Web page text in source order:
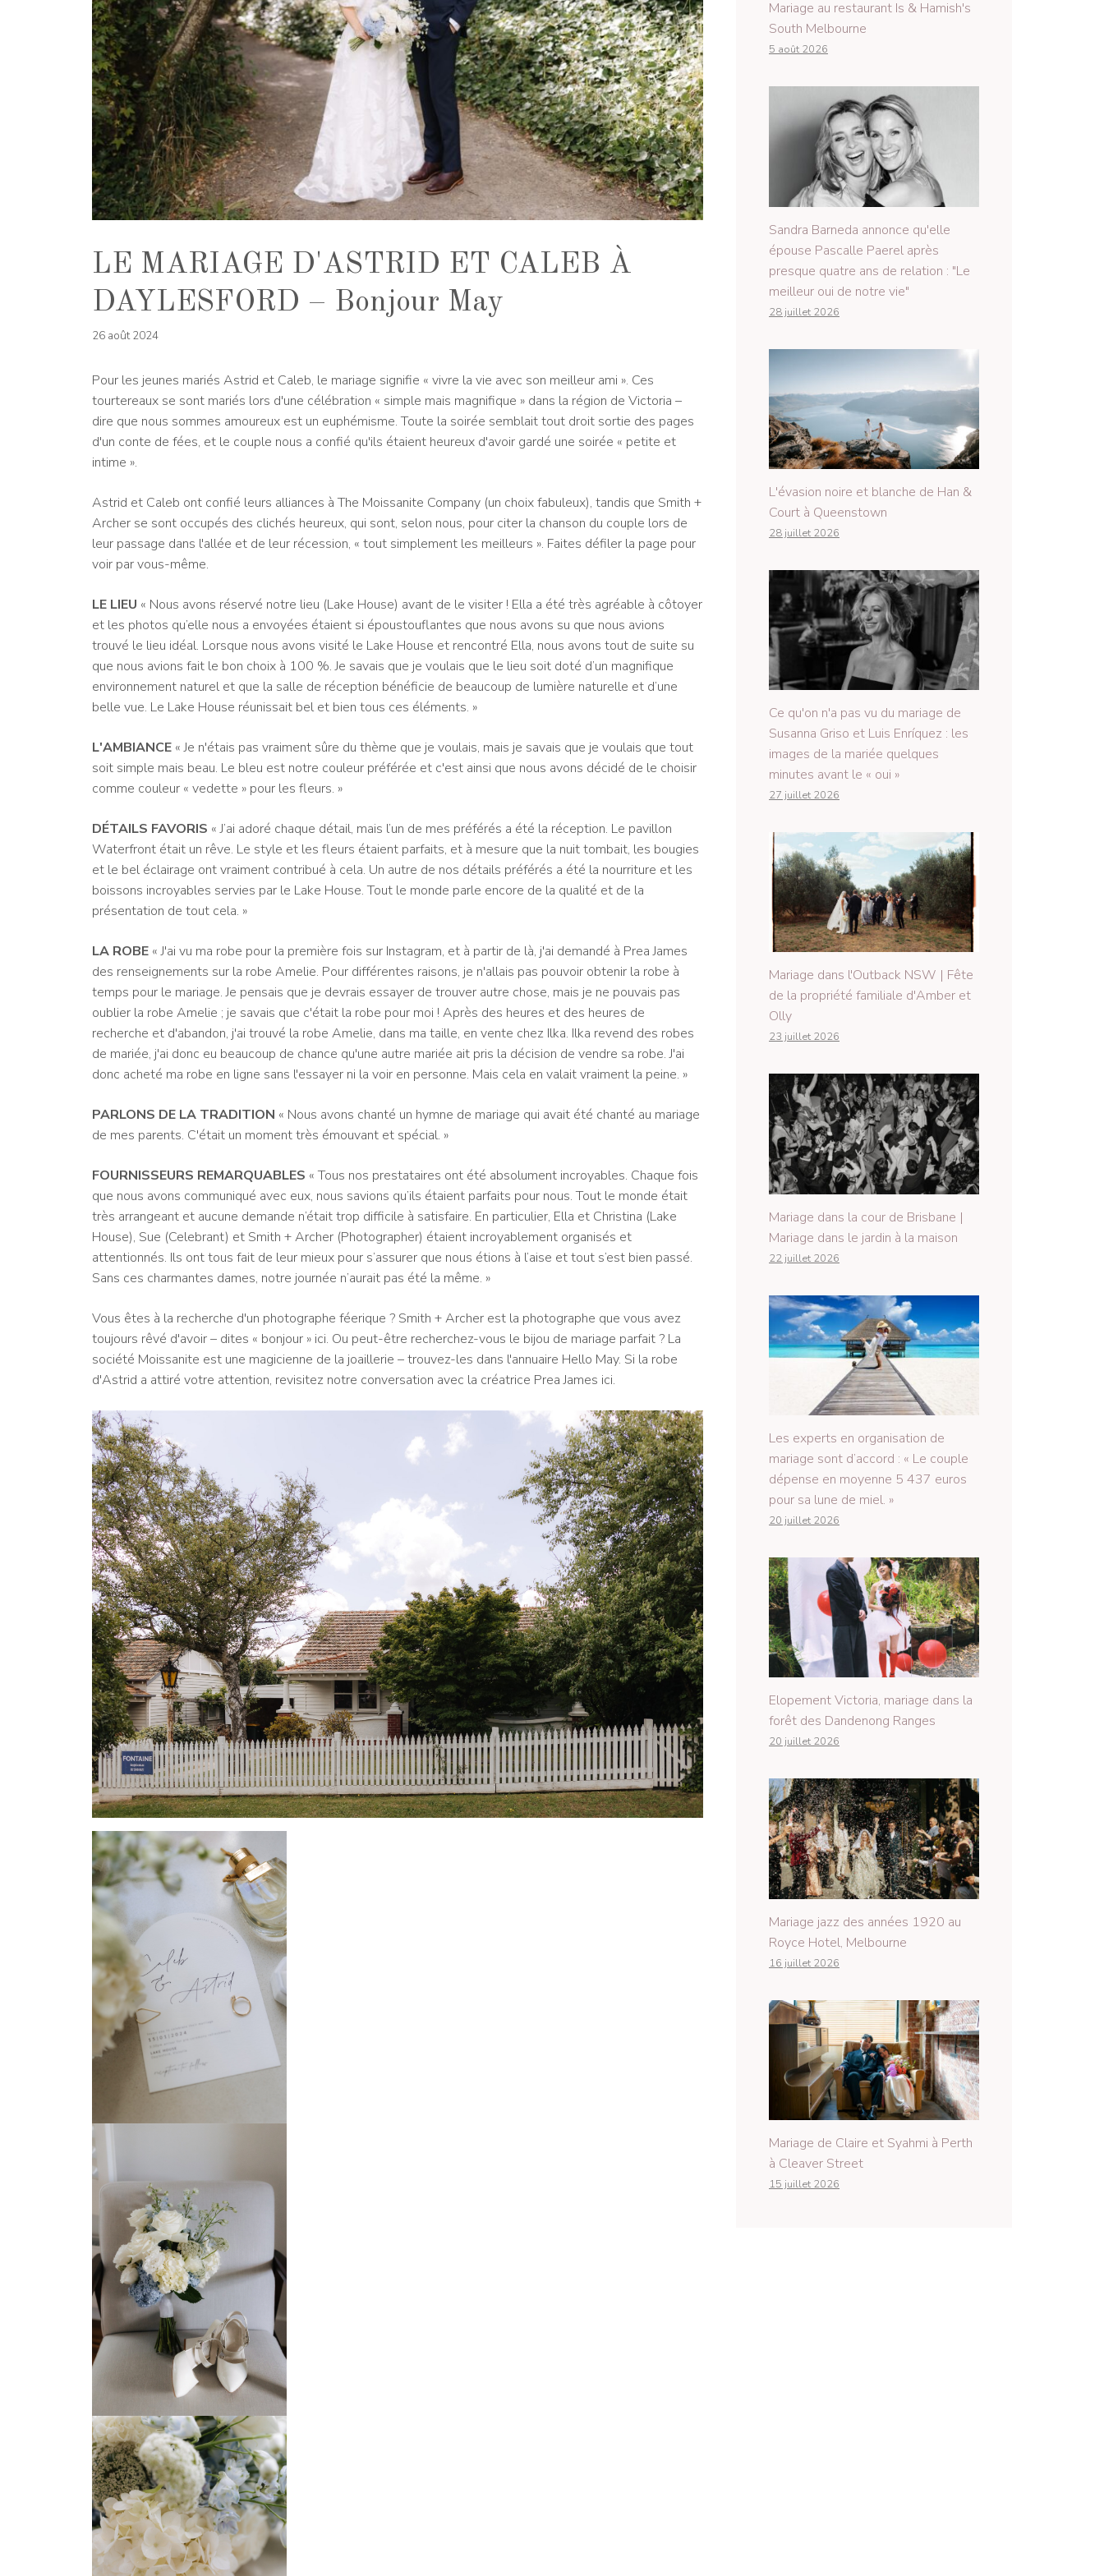
LE MARIAGE D'ASTRID ET CALEB À
DAYLESFORD – Bonjour May
26 août 2024
Pour les jeunes mariés Astrid et Caleb, le mariage signifie « vivre la vie avec son meilleur ami ». Ces
tourtereaux se sont mariés lors d'une célébration « simple mais magnifique » dans la région de Victoria –
dire que nous sommes amoureux est un euphémisme. Toute la soirée semblait tout droit sortie des pages
d'un conte de fées, et le couple nous a confié qu'ils étaient heureux d'avoir gardé une soirée « petite et
intime ».
Astrid et Caleb ont confié leurs alliances à The Moissanite Company (un choix fabuleux), tandis que Smith +
Archer se sont occupés des clichés heureux, qui sont, selon nous, pour citer la chanson du couple lors de
leur passage dans l'allée et de leur récession, « tout simplement les meilleurs ». Faites défiler la page pour
voir par vous-même.
LE LIEU « Nous avons réservé notre lieu (Lake House) avant de le visiter ! Ella a été très agréable à côtoyer
et les photos qu’elle nous a envoyées étaient si époustouflantes que nous avons su que nous avions
trouvé le lieu idéal. Lorsque nous avons visité le Lake House et rencontré Ella, nous avons tout de suite su
que nous avions fait le bon choix à 100 %. Je savais que je voulais que le lieu soit doté d’un magnifique
environnement naturel et que la salle de réception bénéficie de beaucoup de lumière naturelle et d’une
belle vue. Le Lake House réunissait bel et bien tous ces éléments. »
L'AMBIANCE « Je n'étais pas vraiment sûre du thème que je voulais, mais je savais que je voulais que tout
soit simple mais beau. Le bleu est notre couleur préférée et c'est ainsi que nous avons décidé de le choisir
comme couleur « vedette » pour les fleurs. »
DÉTAILS FAVORIS « J’ai adoré chaque détail, mais l’un de mes préférés a été la réception. Le pavillon
Waterfront était un rêve. Le style et les fleurs étaient parfaits, et à mesure que la nuit tombait, les bougies
et le bel éclairage ont vraiment contribué à cela. Un autre de nos détails préférés a été la nourriture et les
boissons incroyables servies par le Lake House. Tout le monde parle encore de la qualité et de la
présentation de tout cela. »
LA ROBE « J'ai vu ma robe pour la première fois sur Instagram, et à partir de là, j'ai demandé à Prea James
des renseignements sur la robe Amelie. Pour différentes raisons, je n'allais pas pouvoir obtenir la robe à
temps pour le mariage. Je pensais que je devrais essayer de trouver autre chose, mais je ne pouvais pas
oublier la robe Amelie ; je savais que c'était la robe pour moi ! Après des heures et des heures de
recherche et d'abandon, j'ai trouvé la robe Amelie, dans ma taille, en vente chez Ilka. Ilka revend des robes
de mariée, j'ai donc eu beaucoup de chance qu'une autre mariée ait pris la décision de vendre sa robe. J'ai
donc acheté ma robe en ligne sans l'essayer ni la voir en personne. Mais cela en valait vraiment la peine. »
PARLONS DE LA TRADITION « Nous avons chanté un hymne de mariage qui avait été chanté au mariage
de mes parents. C'était un moment très émouvant et spécial. »
FOURNISSEURS REMARQUABLES « Tous nos prestataires ont été absolument incroyables. Chaque fois
que nous avons communiqué avec eux, nous savions qu’ils étaient parfaits pour nous. Tout le monde était
très arrangeant et aucune demande n’était trop difficile à satisfaire. En particulier, Ella et Christina (Lake
House), Sue (Celebrant) et Smith + Archer (Photographer) étaient incroyablement organisés et
attentionnés. Ils ont tous fait de leur mieux pour s’assurer que nous étions à l’aise et tout s’est bien passé.
Sans ces charmantes dames, notre journée n’aurait pas été la même. »
Vous êtes à la recherche d'un photographe féerique ? Smith + Archer est la photographe que vous avez
toujours rêvé d'avoir – dites « bonjour » ici. Ou peut-être recherchez-vous le bijou de mariage parfait ? La
société Moissanite est une magicienne de la joaillerie – trouvez-les dans l'annuaire Hello May. Si la robe
d'Astrid a attiré votre attention, revisitez notre conversation avec la créatrice Prea James ici.
Mariage au restaurant Is & Hamish's
South Melbourne
5 août 2026
Sandra Barneda annonce qu'elle
épouse Pascalle Paerel après
presque quatre ans de relation : "Le
meilleur oui de notre vie"
28 juillet 2026
L'évasion noire et blanche de Han &
Court à Queenstown
28 juillet 2026
Ce qu'on n'a pas vu du mariage de
Susanna Griso et Luis Enríquez : les
images de la mariée quelques
minutes avant le « oui »
27 juillet 2026
Mariage dans l'Outback NSW | Fête
de la propriété familiale d'Amber et
Olly
23 juillet 2026
Mariage dans la cour de Brisbane |
Mariage dans le jardin à la maison
22 juillet 2026
Les experts en organisation de
mariage sont d’accord : « Le couple
dépense en moyenne 5 437 euros
pour sa lune de miel. »
20 juillet 2026
Elopement Victoria, mariage dans la
forêt des Dandenong Ranges
20 juillet 2026
Mariage jazz des années 1920 au
Royce Hotel, Melbourne
16 juillet 2026
Mariage de Claire et Syahmi à Perth
à Cleaver Street
15 juillet 2026